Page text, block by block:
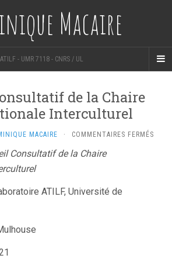
Macaire
ATILF - UMR 7118 - CNRS / UL
de la Chaire
Interculturel
MACAIRE · COMMENTAIRES FERMÉSSUR
Consultatif de la Chaire
ATILF, Université de